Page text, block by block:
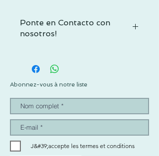
Ponte en Contacto con
nosotros!
duda, contactacnos por WhatsApp al +52
1 55 3719 1601 o por mail a
info@pachus.com.mx
Abonnez-vous à notre liste
J&#39;accepte les termes et conditions